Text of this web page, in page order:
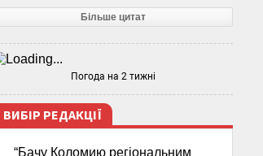
Більше цитат
Погода на 2 тижні
ВИБІР РЕДАКЦІЇ
“Бачу Коломию регіональним